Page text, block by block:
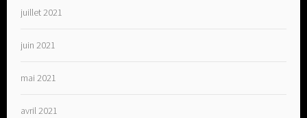
juillet 2021
juin 2021
mai 2021
avril 2021